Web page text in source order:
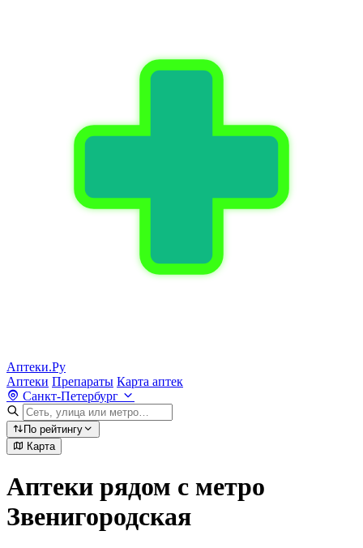
Аптеки.Ру
Аптеки Препараты Карта аптек
Санкт-Петербург
По рейтингу
Карта
Аптеки рядом с метро
Звенигородская